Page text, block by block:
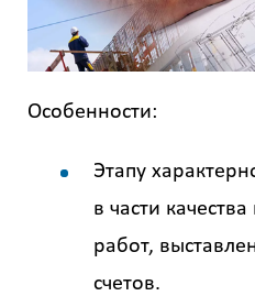
Особенности:
Этапу
в части
работ,
счетов.